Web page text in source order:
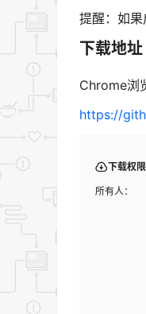
提醒：如果
下载地址
Chrome浏
https://
下载权限
所有人：